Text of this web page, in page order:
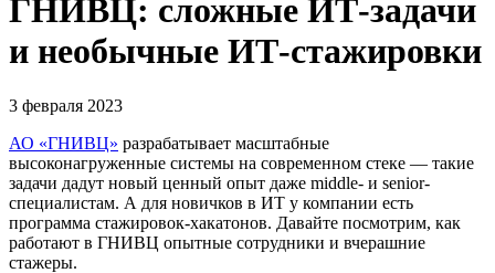
ГНИВЦ: сложные ИТ‑задачи
и необычные ИТ‑стажировки
3 февраля 2023
АО «ГНИВЦ» разрабатывает масштабные
высоконагруженные системы на современном стеке — такие
задачи дадут новый ценный опыт даже middle- и senior-
специалистам. А для новичков в ИТ у компании есть
программа стажировок-хакатонов. Давайте посмотрим, как
работают в ГНИВЦ опытные сотрудники и вчерашние
стажеры.